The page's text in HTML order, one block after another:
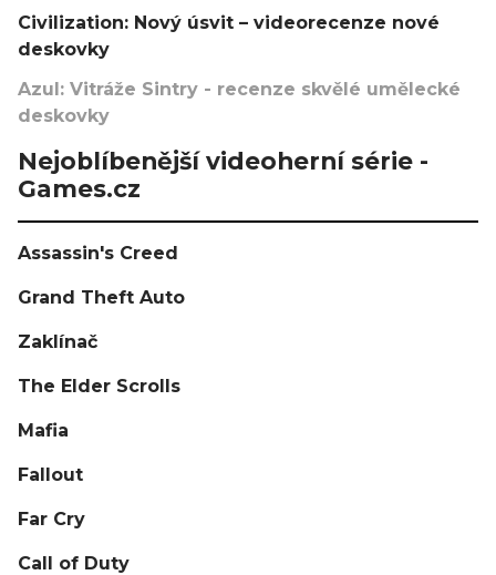
Civilization: Nový úsvit – videorecenze nové
deskovky
Azul: Vitráže Sintry - recenze skvělé umělecké
deskovky
Nejoblíbenější videoherní série -
Games.cz
Assassin's Creed
Grand Theft Auto
Zaklínač
The Elder Scrolls
Mafia
Fallout
Far Cry
Call of Duty